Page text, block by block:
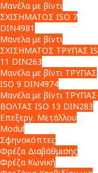
Μανέλα με βίντι
ΣΧΙΣΗΜΑΤΟΣ ISO 7
DIN4981
Μανελα με βίντι
ΣΧΙΣΗΜΑΤΟΣ ΤΡΥΠΑΣ
11 DIN263
Μανέλα με βίντι ΤΡΥΠΑΣ
ISO 9 DIN4974
Μανέλα με βίντι
ΒΟΛΤΑΣ ISO 13 DIN283
Επεξεργ. Μετάλλου
Modul
Σφηνοκόπτες
Φρέζα Διαβάθμισης
Φρέζα Κωνική